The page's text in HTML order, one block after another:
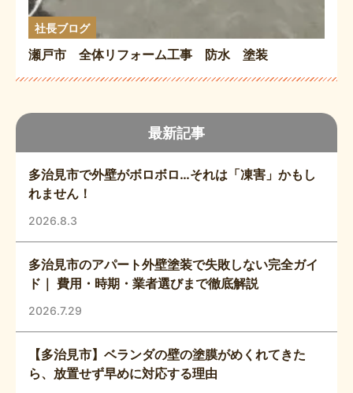
最新記事
多治見市で外壁がボロボロ…それは「凍害」かもし
れません！
2026.8.3
多治見市のアパート外壁塗装で失敗しない完全ガイ
ド｜ 費用・時期・業者選びまで徹底解説
2026.7.29
【多治見市】ベランダの壁の塗膜がめくれてきた
ら、放置せず早めに対応する理由
社長ブログ
瀬戸市 全体リフォーム工事 防水 塗装